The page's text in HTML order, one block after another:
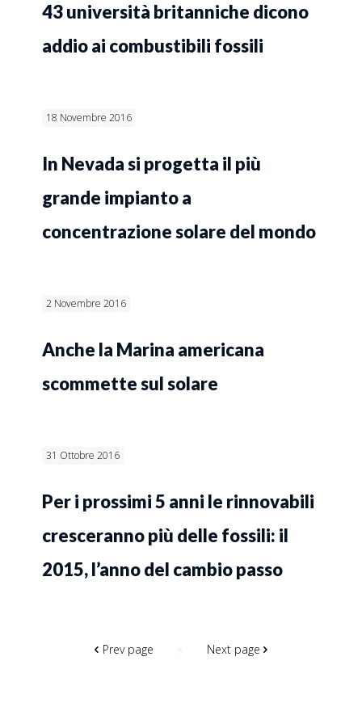
43 università britanniche dicono
addio ai combustibili fossili
18 Novembre 2016
In Nevada si progetta il più
grande impianto a
concentrazione solare del mondo
2 Novembre 2016
Anche la Marina americana
scommette sul solare
31 Ottobre 2016
Per i prossimi 5 anni le rinnovabili
cresceranno più delle fossili: il
2015, l’anno del cambio passo
Prev page Next page